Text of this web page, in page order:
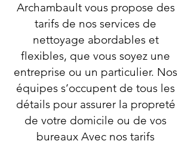
Archambault vous propose des
tarifs de nos services de
nettoyage abordables et
flexibles, que vous soyez une
entreprise ou un particulier. Nos
équipes s’occupent de tous les
détails pour assurer la propreté
de votre domicile ou de vos
bureaux Avec nos tarifs